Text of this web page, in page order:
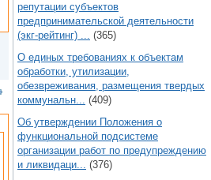
репутации субъектов
предпринимательской деятельности
(экг-рейтинг) ... (365)
О единых требованиях к объектам
обработки, утилизации,
обезвреживания, размещения твердых
коммунальн... (409)
Об утверждении Положения о
функциональной подсистеме
организации работ по предупреждению
и ликвидаци... (376)